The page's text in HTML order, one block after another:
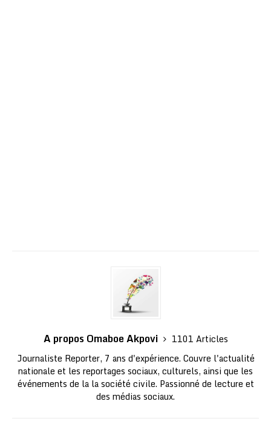
A propos Omaboe Akpovi
1101 Articles
Journaliste Reporter, 7 ans d'expérience. Couvre l'actualité
nationale et les reportages sociaux, culturels, ainsi que les
événements de la la société civile. Passionné de lecture et
des médias sociaux.